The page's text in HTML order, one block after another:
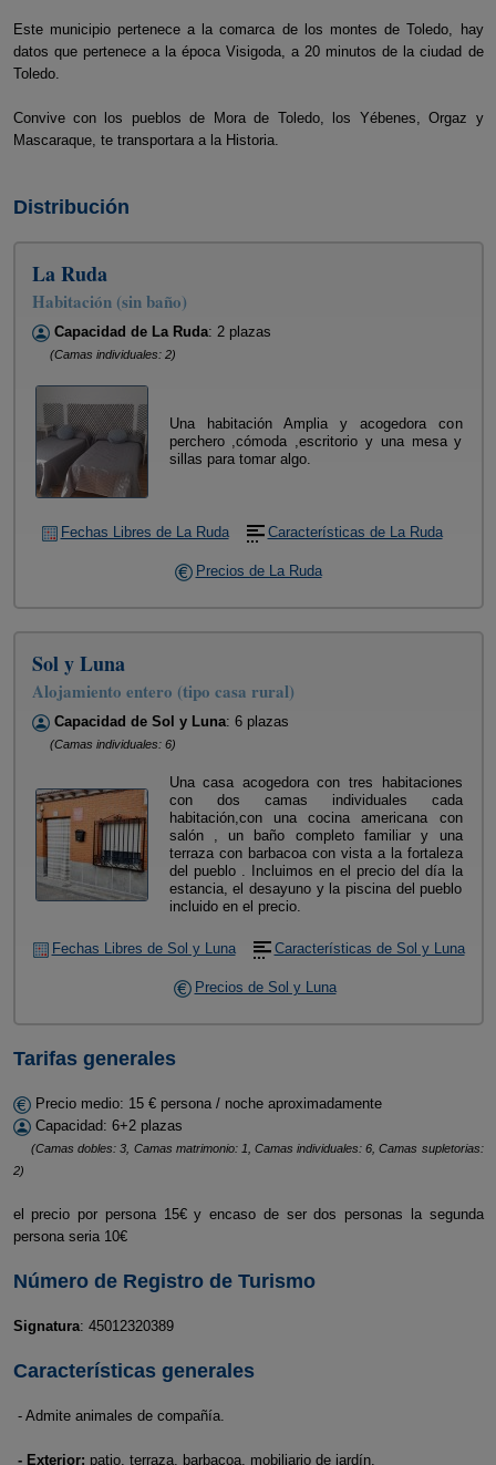
Este municipio pertenece a la comarca de los montes de Toledo, hay
datos que pertenece a la época Visigoda, a 20 minutos de la ciudad de
Toledo.
Convive con los pueblos de Mora de Toledo, los Yébenes, Orgaz y
Mascaraque, te transportara a la Historia.
Distribución
La Ruda
Habitación (sin baño)
Capacidad de La Ruda: 2 plazas
(Camas individuales: 2)
Una habitación Amplia y acogedora con
perchero ,cómoda ,escritorio y una mesa y
sillas para tomar algo.
Fechas Libres de La Ruda Características de La Ruda
Precios de La Ruda
Sol y Luna
Alojamiento entero (tipo casa rural)
Capacidad de Sol y Luna: 6 plazas
(Camas individuales: 6)
Una casa acogedora con tres habitaciones
con dos camas individuales cada
habitación,con una cocina americana con
salón , un baño completo familiar y una
terraza con barbacoa con vista a la fortaleza
del pueblo . Incluimos en el precio del día la
estancia, el desayuno y la piscina del pueblo
incluido en el precio.
Fechas Libres de Sol y Luna Características de Sol y Luna
Precios de Sol y Luna
Tarifas generales
Precio medio: 15 € persona / noche aproximadamente
Capacidad: 6+2 plazas
(Camas dobles: 3, Camas matrimonio: 1, Camas individuales: 6, Camas supletorias:
2)
el precio por persona 15€ y encaso de ser dos personas la segunda
persona seria 10€
Número de Registro de Turismo
Signatura: 45012320389
Características generales
- Admite animales de compañía.
- Exterior: patio, terraza, barbacoa, mobiliario de jardín.